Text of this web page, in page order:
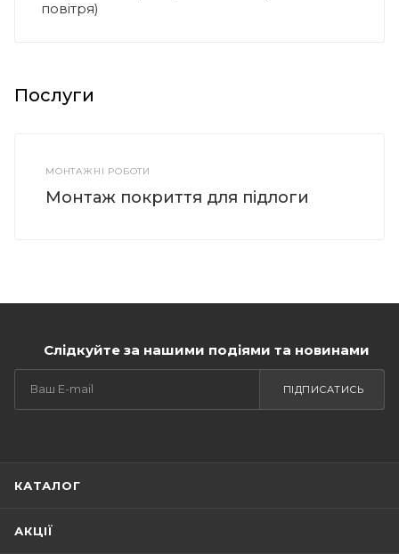
повітря)
Послуги
МОНТАЖНІ РОБОТИ
Монтаж покриття для підлоги
Слідкуйте за нашими подіями та новинами
ПІДПИСАТИСЬ
КАТАЛОГ
АКЦІЇ